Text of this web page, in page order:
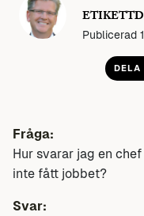
Publicerad
DELA
Fråga:
Hur svarar jag en
inte fått jobbet?
Svar: